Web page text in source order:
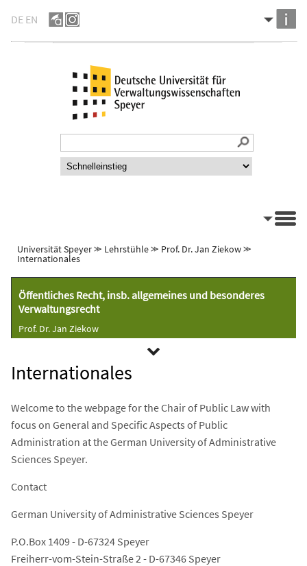
DE EN
Universität Speyer⪼ Lehrstühle⪼ Prof. Dr. Jan Ziekow⪼
Internationales
Öffentliches Recht, insb. allgemeines und besonderes
Verwaltungsrecht
Prof. Dr. Jan Ziekow
Internationales
Welcome to the webpage for the Chair of Public Law with
focus on General and Specific Aspects of Public
Administration at the German University of Administrative
Sciences Speyer.
Contact
German University of Administrative Sciences Speyer
P.O.Box 1409 - D-67324 Speyer
Freiherr-vom-Stein-Straße 2 - D-67346 Speyer